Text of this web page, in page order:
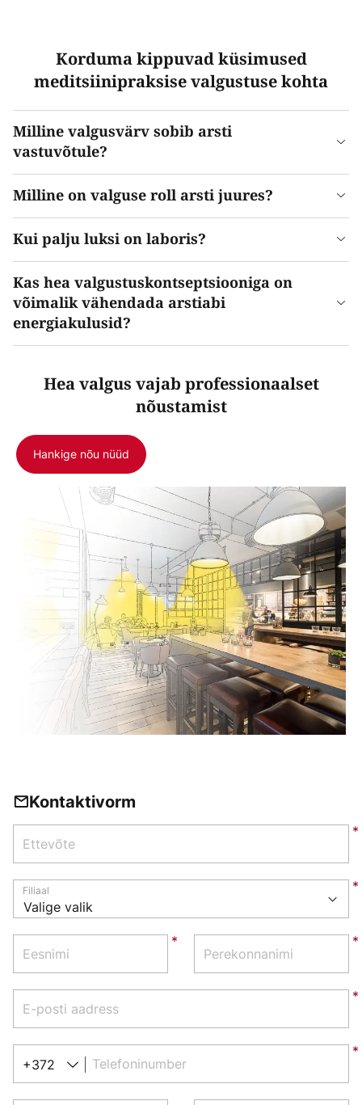
Korduma kippuvad küsimused
meditsiinipraksise valgustuse kohta
Milline valgusvärv sobib arsti
vastuvõtule?
Milline on valguse roll arsti juures?
Kui palju luksi on laboris?
Kas hea valgustuskontseptsiooniga on
võimalik vähendada arstiabi
energiakulusid?
Hea valgus vajab professionaalset
nõustamist
Hankige nõu nüüd
Kontaktivorm
Ettevõte
Filiaal
Eesnimi Perekonnanimi
E-posti aadress
Telefoninumber
+372